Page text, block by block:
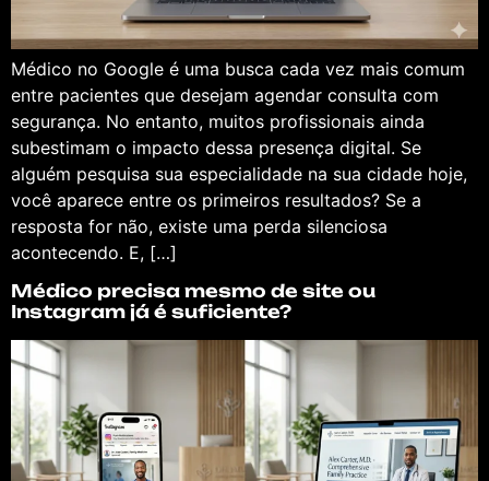
Médico no Google é uma busca cada vez mais comum
entre pacientes que desejam agendar consulta com
segurança. No entanto, muitos profissionais ainda
subestimam o impacto dessa presença digital. Se
alguém pesquisa sua especialidade na sua cidade hoje,
você aparece entre os primeiros resultados? Se a
resposta for não, existe uma perda silenciosa
acontecendo. E, […]
Médico precisa mesmo de site ou
Instagram já é suficiente?